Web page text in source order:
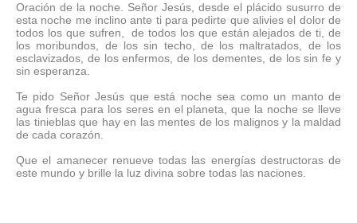
Oración de la noche. Señor Jesús, desde el plácido susurro de
esta noche me inclino ante ti para pedirte que alivies el dolor de
todos los que sufren,
de todos los que están alejados de ti, de
los moribundos, de los sin techo, de los maltratados, de los
esclavizados, de los enfermos, de los dementes, de los sin fe y
sin esperanza.
Te pido Señor Jesús que está noche sea como un manto de
agua fresca para los seres en el planeta, que la noche se lleve
las tinieblas que hay en las mentes de los malignos y la maldad
de cada corazón.
Que el amanecer renueve todas las energías destructoras de
este mundo y brille la luz divina sobre todas las naciones.